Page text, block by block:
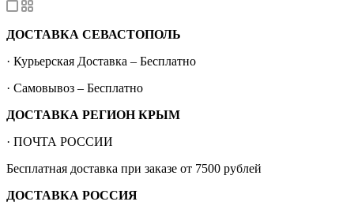
ДОСТАВКА СЕВАСТОПОЛЬ
· Курьерская Доставка – Бесплатно
· Самовывоз – Бесплатно
ДОСТАВКА РЕГИОН КРЫМ
· ПОЧТА РОССИИ
Бесплатная доставка при заказе от 7500 рублей
ДОСТАВКА РОССИЯ